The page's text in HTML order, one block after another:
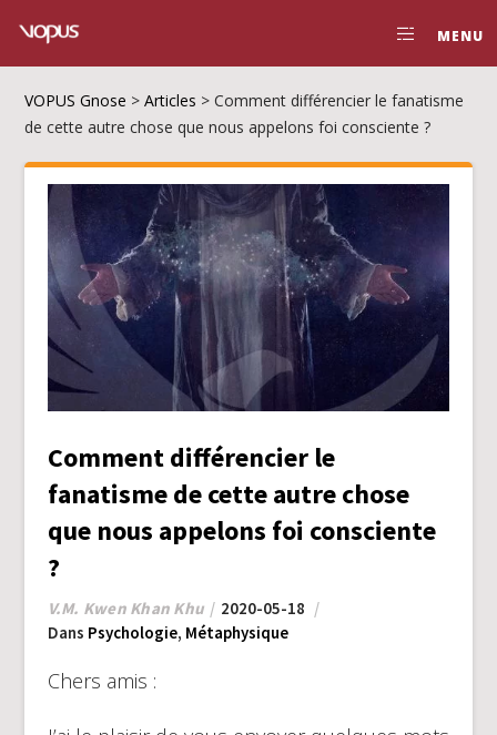
MENU
VOPUS Gnose >Articles >Comment différencier le fanatisme
de cette autre chose que nous appelons foi consciente ?
Comment différencier le
fanatisme de cette autre chose
que nous appelons foi consciente
?
V.M. Kwen Khan Khu
2020-05-18
Dans Psychologie, Métaphysique
Chers amis :